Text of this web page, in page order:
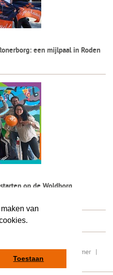
van
Toestaan
een mijlpaal in Roden
op de Woldborg
| Sitemap | Disclaimer |
Contact